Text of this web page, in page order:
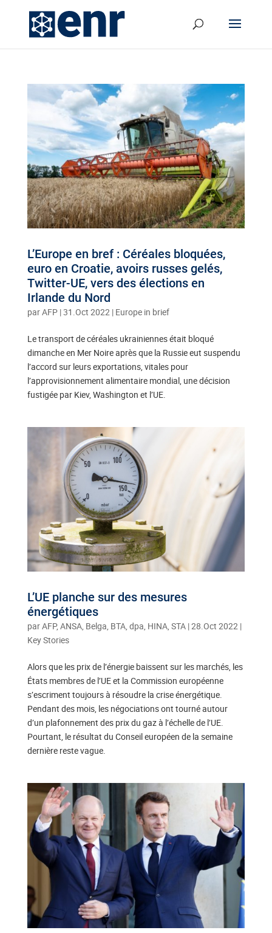
L’Europe en bref : Céréales bloquées,
euro en Croatie, avoirs russes gelés,
Twitter-UE, vers des élections en
Irlande du Nord
parAFP|31.Oct 2022| Europe in brief
Le transport de céréales ukrainiennes était bloqué
dimanche en Mer Noire après que la Russie eut suspendu
l’accord sur leurs exportations, vitales pour
l’approvisionnement alimentaire mondial, une décision
fustigée par Kiev, Washington et l’UE.
L’UE planche sur des mesures
énergétiques
parAFP, ANSA, Belga, BTA, dpa, HINA, STA|28.Oct 2022|
Key Stories
Alors que les prix de l’énergie baissent sur les marchés, les
États membres de l’UE et la Commission européenne
s’escriment toujours à résoudre la crise énergétique.
Pendant des mois, les négociations ont tourné autour
d’un plafonnement des prix du gaz à l’échelle de l’UE.
Pourtant, le résultat du Conseil européen de la semaine
dernière reste vague.